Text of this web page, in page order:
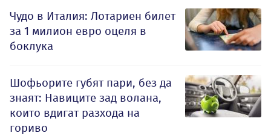
Чудо в Италия: Лотариен билет
за 1 милион евро оцеля в
боклука
Шофьорите губят пари, без да
знаят: Навиците зад волана,
които вдигат разхода на
гориво